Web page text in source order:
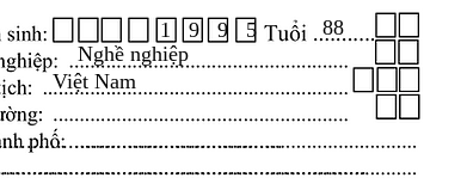
1 9 9 5 88
Nghề nghiệp
Việt Nam